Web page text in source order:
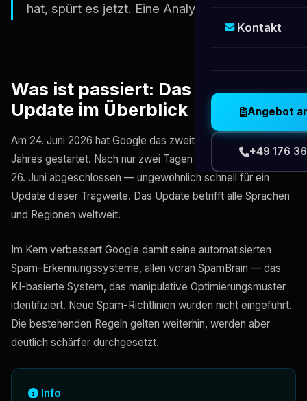
Kontakt
Angebot
+49 176
hat, spürt es jetzt. Eine Analyse für KMU.
Was ist passiert: Das Spam
Update im Überblick
Am 24. Juni 2026 hat Google das zweite Spam Update des
Jahres gestartet. Nach nur zwei Tagen war der Rollout am
26. Juni abgeschlossen — ungewöhnlich schnell für ein
Update dieser Tragweite. Das Update betrifft alle Sprachen
und Regionen weltweit.
Im Kern verbessert Google damit seine automatisierten
Spam-Erkennungssysteme, allen voran SpamBrain — das
KI-basierte System, das manipulative Optimierungsmuster
identifiziert. Neue Spam-Richtlinien wurden nicht eingeführt.
Die bestehenden Regeln gelten weiterhin, werden aber
deutlich schärfer durchgesetzt.
Info